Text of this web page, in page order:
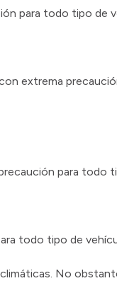
para todo tipo de
extrema
para todo
todo tipo de
No